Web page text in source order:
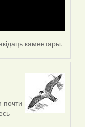
каментары.
почти